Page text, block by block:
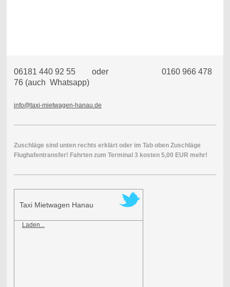
06181 440 92 55 oder 0160 966 478
76 (auch Whatsapp)
info@taxi-mietwagen-hanau.de
Zuschläge sind unten rechts erklärt oder im Tab oben Zuschläge
Flughafentransfer! Fahrten zum Terminal 3 kosten 5,00 EUR mehr!
Taxi Mietwagen Hanau
Laden...